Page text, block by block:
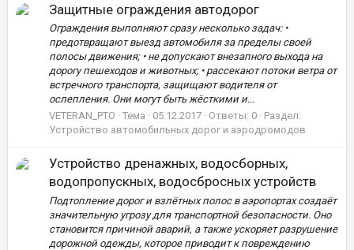
Защитные ограждения автодорог
Ограждения выполняют сразу несколько задач: •
предотвращают выезд автомобиля за пределы своей
полосы движения; • не допускают внезапного выхода на
дорогу пешеходов и животных; • рассекают потоки ветра от
встречного транспорта, защищают водителя от
ослепления. Они могут быть жёсткими и...
VETERAN_PTO
Тема 05.12.2017 Ответы: 0
Раздел:
Устройство автомобильных дорог и аэродромодов
Устройство дренажных, водосборных,
водопропускных, водосбросных устройств
Подтопление дорог и взлётных полос в аэропортах создаёт
значительную угрозу для транспортной безопасности. Оно
становится причиной аварий, а также ускоряет разрушение
дорожной одежды, которое приводит к повреждению